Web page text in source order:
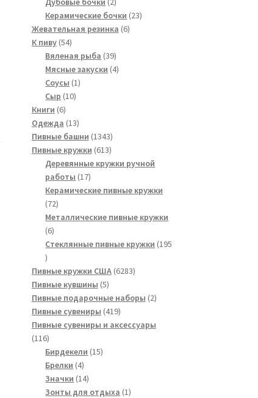
товара
Керамические бочки 2323
Жевательная резинка 66
К пиву 5454
товара
Вяленая рыба 3939
товаров
Мясные закуски 44
Соусы 11
Сыр 1010
Книги 66
товаров
Одежда 1313
товаров
Пивные башни 13431343
товара
Пивные кружки 613613
товаров
Деревянные кружки ручной
работы 1717
товаров
Керамические пивные кружки
7272
товара
Металлические пивные кружки
66
товаров
Стеклянные пивные кружки 195
195
товаров
Пивные кружки США 62836283
Пивные кувшины 55
товаров
Пивные подарочные наборы 22
Пивные сувениры 419419
товаров
Пивные сувениры и аксессуары
116116
товаров
Бирдекели 1515
Брелки 44
товара
Значки 1414
товаров
Зонты для отдыха 11